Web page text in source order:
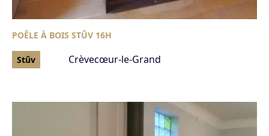
POÊLE À BOIS STÛV 16H
Stûv Crèvecœur-le-Grand